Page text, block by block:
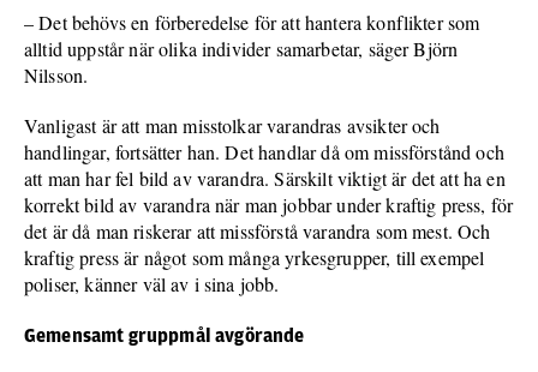
– Det behövs en förberedelse för att hantera konflikter som
alltid uppstår när olika individer samarbetar, säger Björn
Nilsson.
Vanligast är att man misstolkar varandras avsikter och
handlingar, fortsätter han. Det handlar då om missförstånd och
att man har fel bild av varandra. Särskilt viktigt är det att ha en
korrekt bild av varandra när man jobbar under kraftig press, för
det är då man riskerar att missförstå varandra som mest. Och
kraftig press är något som många yrkesgrupper, till exempel
poliser, känner väl av i sina jobb.
Gemensamt gruppmål avgörande